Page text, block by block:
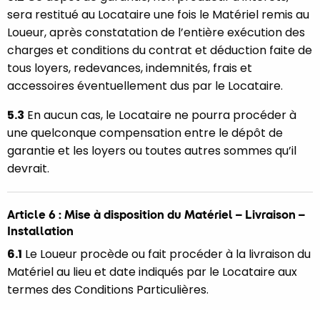
sera restitué au Locataire une fois le Matériel remis au
Loueur, après constatation de l’entière exécution des
charges et conditions du contrat et déduction faite de
tous loyers, redevances, indemnités, frais et
accessoires éventuellement dus par le Locataire.
5.3 En aucun cas, le Locataire ne pourra procéder à
une quelconque compensation entre le dépôt de
garantie et les loyers ou toutes autres sommes qu’il
devrait.
Article 6 : Mise à disposition du Matériel – Livraison –
Installation
6.1 Le Loueur procède ou fait procéder à la livraison du
Matériel au lieu et date indiqués par le Locataire aux
termes des Conditions Particulières.